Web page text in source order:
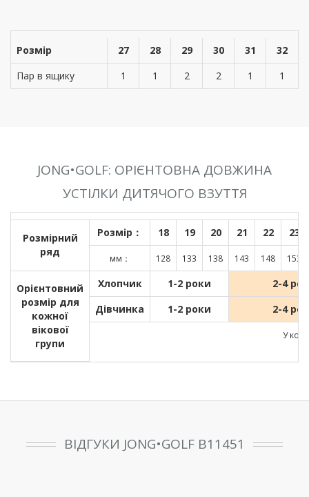
Розмір 27 28 29 30 31
32
Пар в ящику
1 1 2 2 1 1
JONG•GOLF: ОРІЄНТОВНА ДОВЖИНА
УСТІЛКИ ДИТЯЧОГО ВЗУТТЯ
Розмірний
ряд
Розмір： 18 19 20 21 22 23
мм： 128 133 138 143 148 153
Орієнтовний
розмір для
кожної
вікової
групи
Хлопчик 1-2 роки
2-4
Дівчинка
1-2 роки 2-4
У
ВІДГУКИ JONG•GOLF B11451